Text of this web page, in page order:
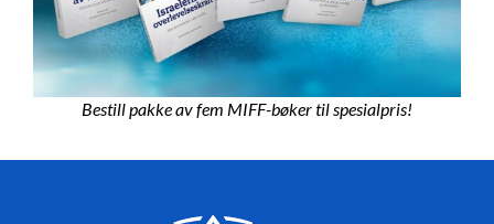
Bestill pakke av fem MIFF-bøker til spesialpris!